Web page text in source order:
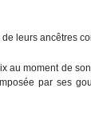
leurs ancêtres
au moment de
par ses